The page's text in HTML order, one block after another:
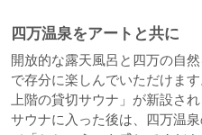
四万温泉をアートと共に
開放的な露天風呂と四万の自
で存分に楽しんでいただけま
上階の貸切サウナ」が新設さ
サウナに入った後は、四万温